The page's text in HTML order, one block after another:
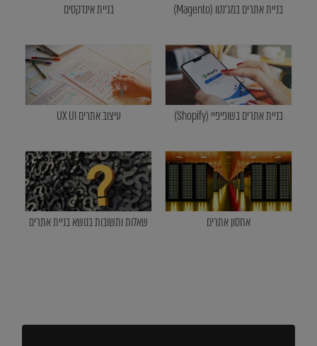
בניית אתרים במג'נטו (Magento) בניית אינדקסים
בניית אתרים בשופיפיי (Shopify) עיצוב אתרים UX UI
אחסון אתרים שאלות ותשובות בנושא בניית אתרים